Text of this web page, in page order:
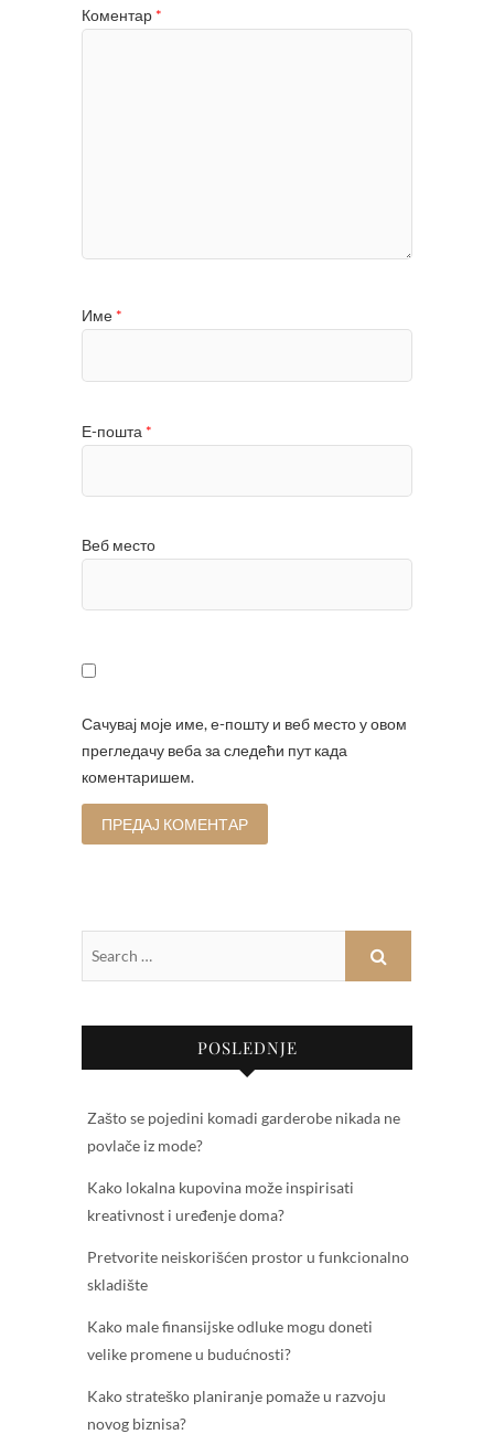
Коментар *
Име *
Е-пошта *
Веб место
Сачувај моје име, е-пошту и веб место у овом
прегледачу веба за следећи пут када
коментаришем.
POSLEDNJE
Zašto se pojedini komadi garderobe nikada ne
povlače iz mode?
Kako lokalna kupovina može inspirisati
kreativnost i uređenje doma?
Pretvorite neiskorišćen prostor u funkcionalno
skladište
Kako male finansijske odluke mogu doneti
velike promene u budućnosti?
Kako strateško planiranje pomaže u razvoju
novog biznisa?